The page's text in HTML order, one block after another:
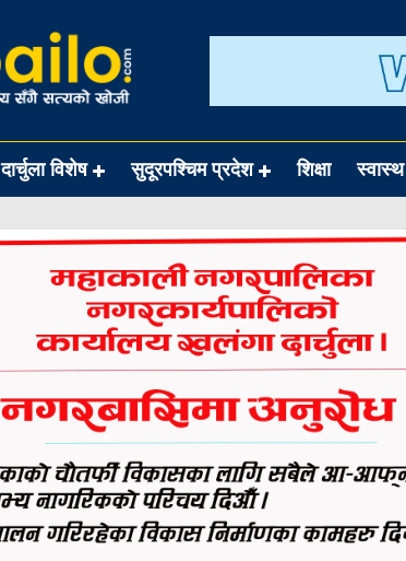
दार्चुला विशेष सुदूरपश्चिम प्रदेश शिक्षा स्वास्थ